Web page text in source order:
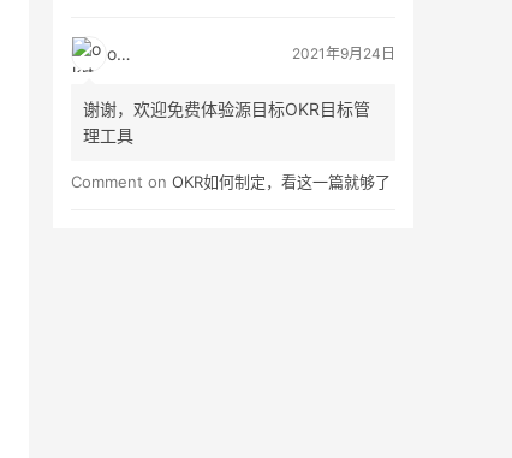
okrt 2021年9月24日
谢谢，欢迎免费体验源目标OKR目标管
理工具
Comment on OKR如何制定，看这一篇就够了